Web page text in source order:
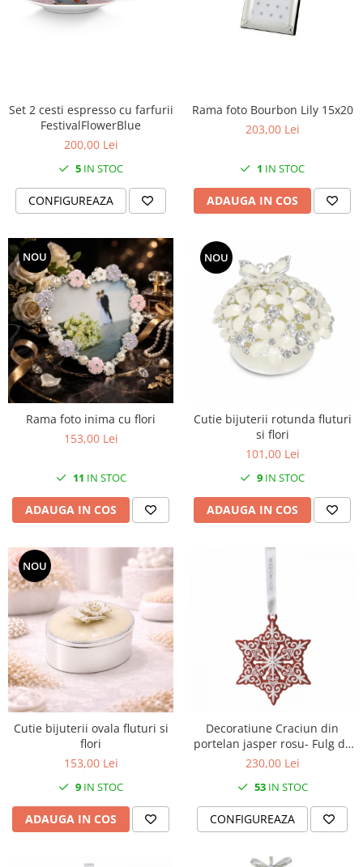
ARRIS
RENAISSANCE GOLD
ANTHEMION BLUE
BUTTERFLY BLOOM
OLD COUNTRY ROSES
PASHMINA
CELESTIAL GOLD
NATURE
CHINOISERIE WHITE
JASPER CONRAN WHITE
GILDED MUSE
WONDERLUST
MORRIS&AMP;CO
KINGSLEY
SERENDIPITY GOLD
SERENDIPITY PLATINUM
MEDICEA
CELESTIAL
PATCHWORK WILLOW
HIBISCUS
SWAN
FLORENTINE TURQUOISE
ANTHEMION GREY
ORCHARD
CREATURES OF CURIOSITY
JARDIN
RENAISSANCE RED
SERENDIPITY WHITE
FLOWER FESTIVAL BLUE
LOVE BIRDS
CHIQUE VERDE
CHIQUE ROZ
Set 2 cesti espresso cu farfurii
FestivalFlowerBlue
200,00 Lei
5 IN STOC
CONFIGUREAZA
Rama foto Bourbon Lily 15x20
203,00 Lei
1 IN STOC
ADAUGA IN COS
NOU
Rama foto inima cu flori
153,00 Lei
11 IN STOC
ADAUGA IN COS
NOU
Cutie bijuterii rotunda fluturi
si flori
101,00 Lei
9 IN STOC
ADAUGA IN COS
NOU
Cutie bijuterii ovala fluturi si
flori
153,00 Lei
9 IN STOC
ADAUGA IN COS
Decoratiune Craciun din
portelan jasper rosu- Fulg de
nea Pierced
230,00 Lei
53IN STOC
CONFIGUREAZA